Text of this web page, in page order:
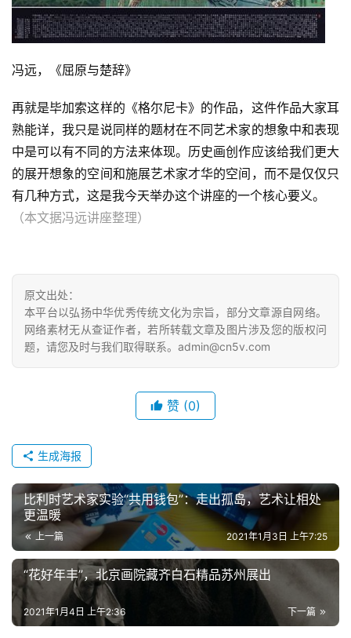
冯远，《屈原与楚辞》
再就是毕加索这样的《格尔尼卡》的作品，这件作品大家耳
熟能详，我只是说同样的题材在不同艺术家的想象中和表现
中是可以有不同的方法来体现。历史画创作应该给我们更大
的展开想象的空间和施展艺术家才华的空间，而不是仅仅只
有几种方式，这是我今天举办这个讲座的一个核心要义。
（本文据冯远讲座整理）
原文出处：
本平台以弘扬中华优秀传统文化为宗旨，部分文章源自网络。
网络素材无从查证作者，若所转载文章及图片涉及您的版权问
题，请您及时与我们取得联系。admin@cn5v.com
赞 (0)
生成海报
比利时艺术家实验“共用钱包”：走出孤岛，艺术让相处
更温暖
上一篇 2021年1月3日 上午7:25
“花好年丰”，北京画院藏齐白石精品苏州展出
下一篇
2021年1月4日 上午2:36